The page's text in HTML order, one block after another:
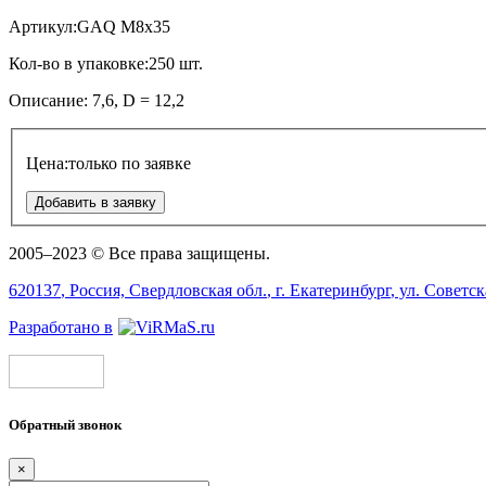
Артикул:GAQ M8x35
Кол-во в упаковке:250 шт.
Описание: 7,6, D = 12,2
Цена:только по заявке
Добавить в заявку
2005–2023 © Все права защищены.
620137, Россия, Свердловская обл., г. Екатеринбург, ул.
Разработано в
Обратный звонок
×